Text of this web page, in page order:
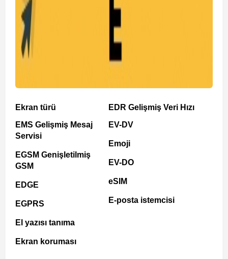
Ekran türü
EMS Gelişmiş Mesaj
Servisi
EGSM Genişletilmiş
GSM
EDGE
EGPRS
El yazısı tanıma
Ekran koruması
EDR Gelişmiş Veri Hızı
EV-DV
Emoji
EV-DO
eSIM
E-posta istemcisi